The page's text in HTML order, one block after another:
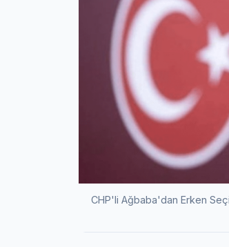
CHP'li Ağbaba'dan Erken